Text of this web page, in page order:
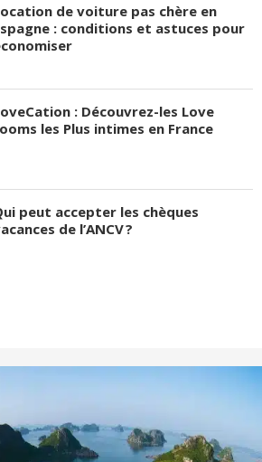
de voiture pas chère en
: conditions et astuces pour
: Découvrez-les Love
les Plus intimes en France
peut accepter les chèques
de l’ANCV ?